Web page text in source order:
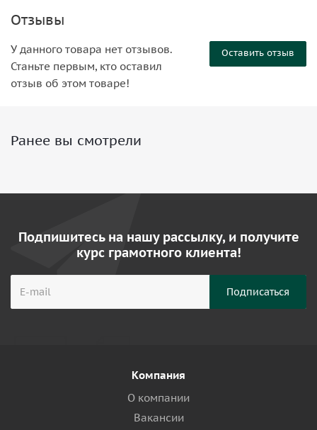
Отзывы
Оставить отзыв
У данного товара нет отзывов.
Станьте первым, кто оставил
отзыв об этом товаре!
Ранее вы смотрели
Подпишитесь на нашу рассылку, и получите
курс грамотного клиента!
Компания
О компании
Вакансии